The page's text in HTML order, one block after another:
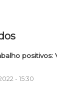
positivos:
- 15:30